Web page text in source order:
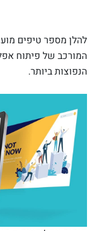
להלן מספר טיפים
המורכב של פיתוח
הנפוצות ביותר.